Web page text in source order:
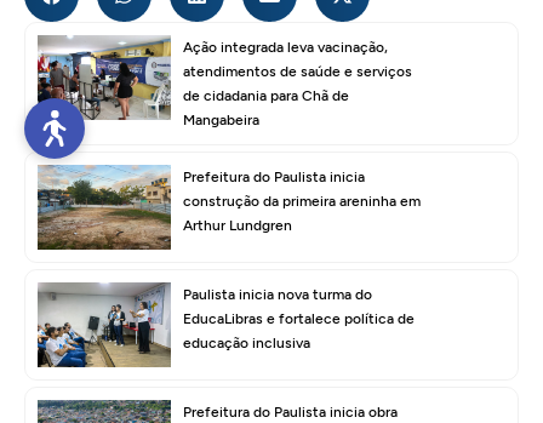
Ação integrada leva vacinação,
atendimentos de saúde e serviços
de cidadania para Chã de
Mangabeira
Prefeitura do Paulista inicia
construção da primeira areninha em
Arthur Lundgren
Paulista inicia nova turma do
EducaLibras e fortalece política de
educação inclusiva
Prefeitura do Paulista inicia obra